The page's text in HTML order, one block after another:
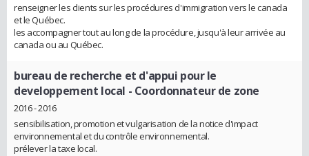
renseigner les clients sur les procédures d'immigration vers le canada
et le Québec.
les accompagner tout au long de la procédure, jusqu'à leur arrivée au
canada ou au Québec.
bureau de recherche et d'appui pour le
developpement local - Coordonnateur de zone
2016 - 2016
sensibilisation, promotion et vulgarisation de la notice d'impact
environnemental et du contrôle environnemental.
prélever la taxe local.